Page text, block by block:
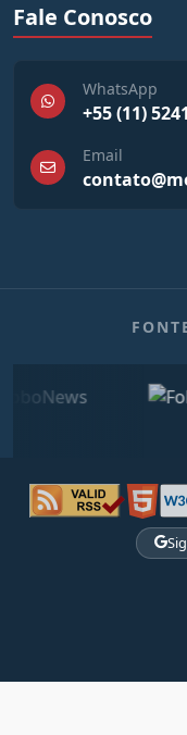
Fale Conosco
WhatsApp
+55 (11)
Email